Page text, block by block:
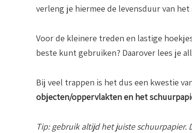
verleng je hiermee de levensduur van
Voor de kleinere treden en lastige
beste kunt gebruiken? Daarover lees je
Bij veel trappen is het dus een kwestie
objecten/oppervlakten en het
Tip: gebruik altijd het juiste schuurpapier.